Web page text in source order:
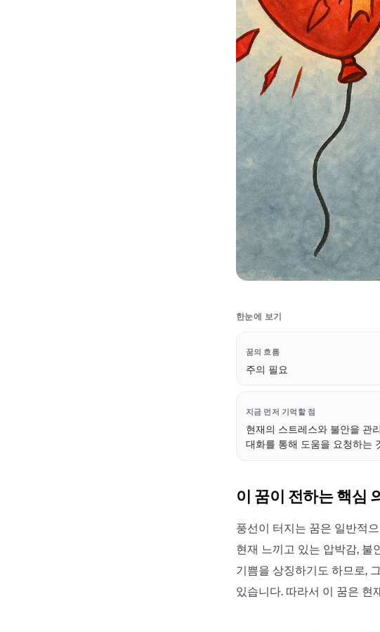
한눈에 보기
꿈의 흐름
주의 필요
지금 먼저 기억할 점
현재의 스트레스와 불안을 관
대화를 통해 도움을 요청하는
이 꿈이 전하는 핵심
풍선이 터지는 꿈은 일반적
현재 느끼고 있는 압박감, 불
기쁨을 상징하기도 하므로,
있습니다. 따라서 이 꿈은 현